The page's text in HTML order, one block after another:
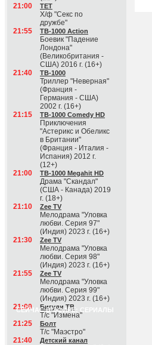
21:00
ТЕТ
Х/ф "Секс по
дружбе"
21:55
ТВ-1000 Action
Боевик "Падение
Лондона"
(Великобритания -
США) 2016 г. (16+)
21:40
ТВ-1000
Триллер "Неверная"
(Франция -
Германия - США)
2002 г. (16+)
21:15
ТВ-1000 Comedy HD
Приключения
"Астерикс и Обеликс
в Британии"
(Франция - Италия -
Испания) 2012 г.
(12+)
21:00
ТВ-1000 Megahit HD
Драма "Скандал"
(США - Канада) 2019
г. (18+)
21:10
Zee TV
Мелодрама "Уловка
любви. Серия 97"
(Индия) 2023 г. (16+)
21:30
Zee TV
Мелодрама "Уловка
любви. Серия 98"
(Индия) 2023 г. (16+)
21:55
Zee TV
Мелодрама "Уловка
любви. Серия 99"
(Индия) 2023 г. (16+)
СЕЙЧАС В ЭФИРЕ: СЕРИАЛЫ
21:00 Бигуди ТВ
Т/с "Измена"
21:25
Болт
Т/с "Маэстро"
21:40
Детский канал